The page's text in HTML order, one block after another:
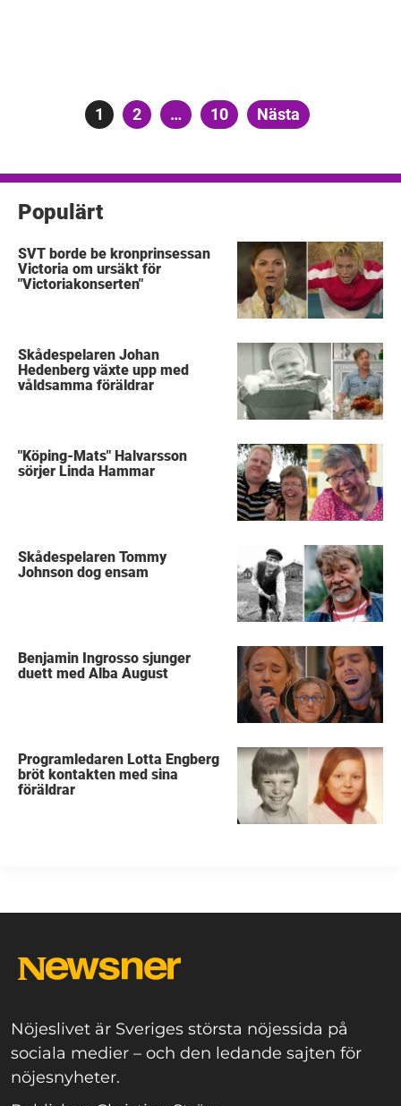
Sidnumrering
Sida
1 Sida
2 … Sida
10 Nästa
Populärt
SVT borde be kronprinsessan
Victoria om ursäkt för
"Victoriakonserten"
Skådespelaren Johan
Hedenberg växte upp med
våldsamma föräldrar
"Köping-Mats" Halvarsson
sörjer Linda Hammar
Skådespelaren Tommy
Johnson dog ensam
Benjamin Ingrosso sjunger
duett med Alba August
Programledaren Lotta Engberg
bröt kontakten med sina
föräldrar
Nöjeslivet är Sveriges största nöjessida på
sociala medier – och den ledande sajten för
nöjesnyheter.